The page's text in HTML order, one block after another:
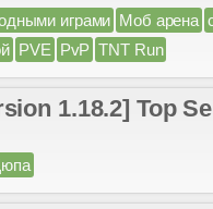
играми Моб арена
PVE PvP TNT Run
1.18.2] Top